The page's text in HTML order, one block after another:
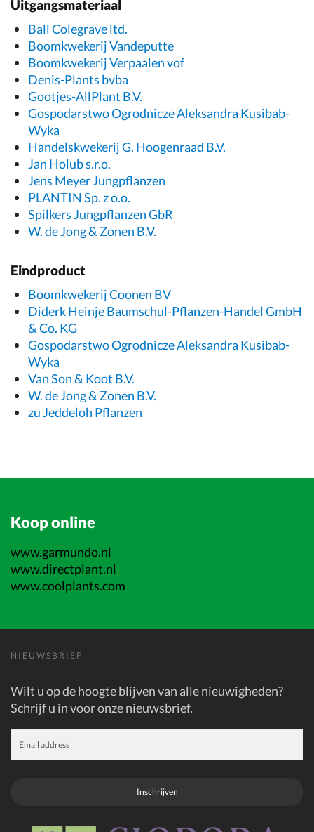
Uitgangsmateriaal
Ball Colegrave ltd.
Boomkwekerij Vandeputte
Boomkwekerij Verpaalen vof
Denis-Plants bvba
Gootjes-AllPlant B.V.
Gospodarstwo Ogrodnicze Aleksandra Kusibab-
Wyka
Handelskwekerij G. Hoogenraad B.V.
Jan Holub s.r.o.
Jens Meyer Jungpflanzen
PLANTIN Sp. z o.o.
Spilkers Jungpflanzen GbR
W. de Jong & Zonen B.V.
Eindproduct
Boomkwekerij Coonen BV
Diderk Heinje Baumschul-Pflanzen-Handel GmbH
& Co. KG
Gospodarstwo Ogrodnicze Aleksandra Kusibab-
Wyka
Van Son & Koot B.V.
W. de Jong & Zonen B.V.
zu Jeddeloh Pflanzen
Koop online
www.garmundo.nl
www.directplant.nl
www.coolplants.com
NIEUWSBRIEF
Wilt u op de hoogte blijven van alle nieuwigheden?
Schrijf u in voor onze nieuwsbrief.
Inschrijven